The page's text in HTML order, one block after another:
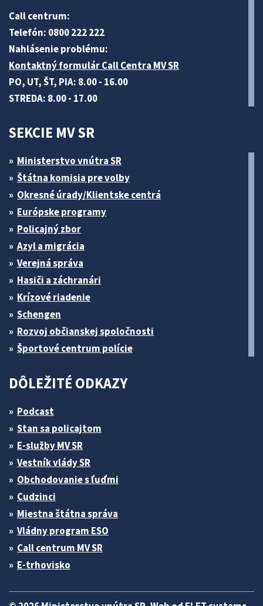
Call centrum:
Telefón: 0800 222 222
Nahlásenie problému:
Kontaktný formulár Call Centra MV SR
PO, UT, ŠT, PIA: 8.00 - 16.00
STREDA: 8.00 - 17.00
SEKCIE MV SR
Ministerstvo vnútra SR
Štátna komisia pre volby
Okresné úrady/Klientske centrá
Európske programy
Policajný zbor
Azyl a migrácia
Verejná správa
Hasiči a záchranári
Krízové riadenie
Schengen
Rozvoj občianskej spoločnosti
Športové centrum polície
DÔLEŽITÉ ODKAZY
Podcast
Stan sa policajtom
E-služby MV SR
Vestník vlády SR
Obchodovanie s ľuďmi
Cudzinci
Miestna štátna správa
Vládny program ESO
Call centrum MV SR
E-trhovisko